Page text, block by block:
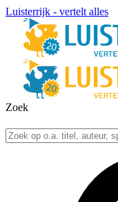
Luisterrijk - vertelt alles
Zoek